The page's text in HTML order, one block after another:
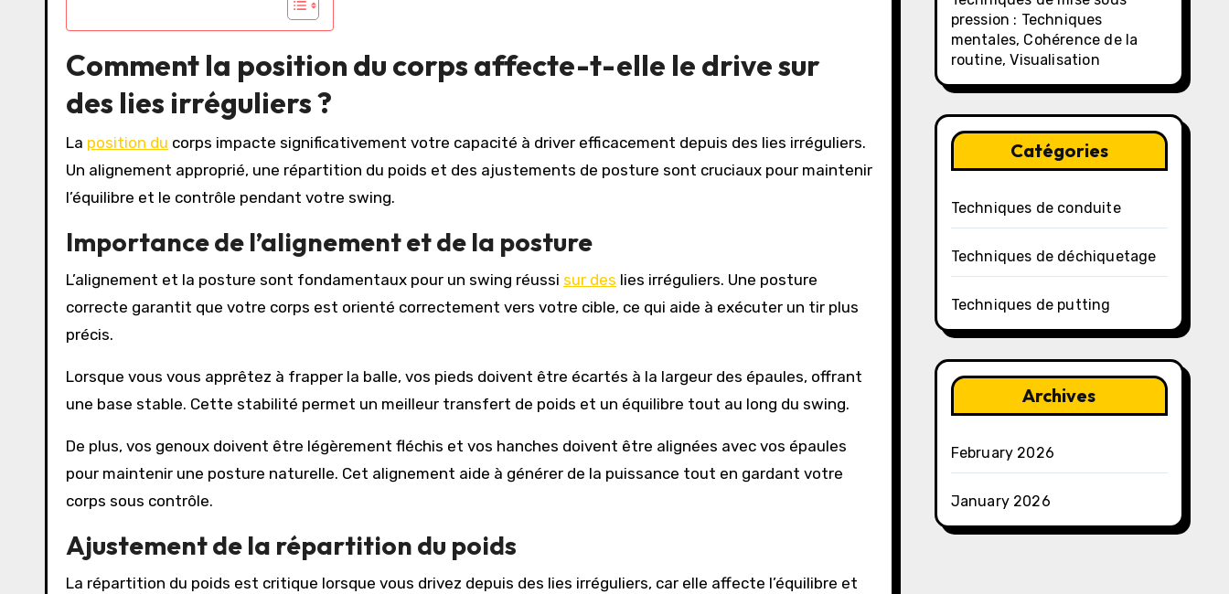
Comment la position du corps affecte-t-elle le drive sur
des lies irréguliers ?
La position du corps impacte significativement votre capacité à driver efficacement depuis des lies irréguliers.
Un alignement approprié, une répartition du poids et des ajustements de posture sont cruciaux pour maintenir
l’équilibre et le contrôle pendant votre swing.
Importance de l’alignement et de la posture
L’alignement et la posture sont fondamentaux pour un swing réussi sur des lies irréguliers. Une posture
correcte garantit que votre corps est orienté correctement vers votre cible, ce qui aide à exécuter un tir plus
précis.
Lorsque vous vous apprêtez à frapper la balle, vos pieds doivent être écartés à la largeur des épaules, offrant
une base stable. Cette stabilité permet un meilleur transfert de poids et un équilibre tout au long du swing.
De plus, vos genoux doivent être légèrement fléchis et vos hanches doivent être alignées avec vos épaules
pour maintenir une posture naturelle. Cet alignement aide à générer de la puissance tout en gardant votre
corps sous contrôle.
Ajustement de la répartition du poids
La répartition du poids est critique lorsque vous drivez depuis des lies irréguliers, car elle affecte l’équilibre et
pression : Techniques
mentales, Cohérence de la
routine, Visualisation
Catégories
Techniques de conduite
Techniques de déchiquetage
Techniques de putting
Archives
February 2026
January 2026